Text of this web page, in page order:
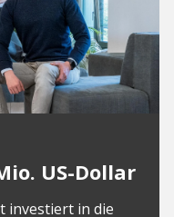
US-Dollar
investiert in die